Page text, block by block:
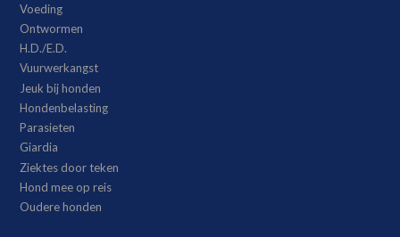
Voeding
Ontwormen
H.D./E.D.
Vuurwerkangst
Jeuk bij honden
Hondenbelasting
Parasieten
Giardia
Ziektes door teken
Hond mee op reis
Oudere honden